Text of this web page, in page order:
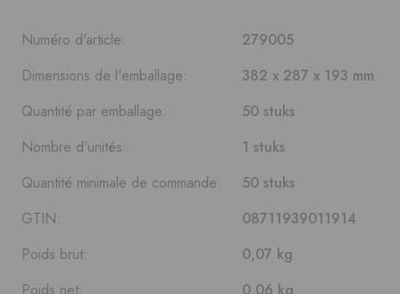
Numéro d'article:
279005
Dimensions de l'emballage:
382 x 287 x 193 mm
Quantité par emballage:
50 stuks
Nombre d'unités:
1 stuks
Quantité minimale de commande:
50 stuks
GTIN:
08711939011914
Poids brut:
0,07 kg
Poids net:
0,06 kg